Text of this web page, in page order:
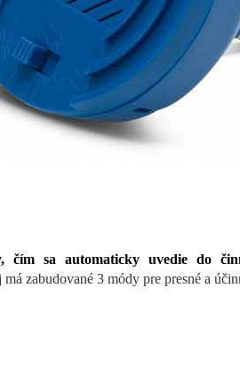
čím sa automaticky uvedie do
zabudované 3 módy pre presné a